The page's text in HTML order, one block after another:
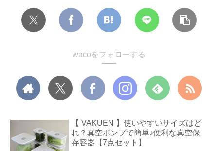
wacoをフォローする
【 VAKUEN 】使いやすいサイズはど
れ？真空ポンプで簡単♪便利な真空保
存容器【7点セット】